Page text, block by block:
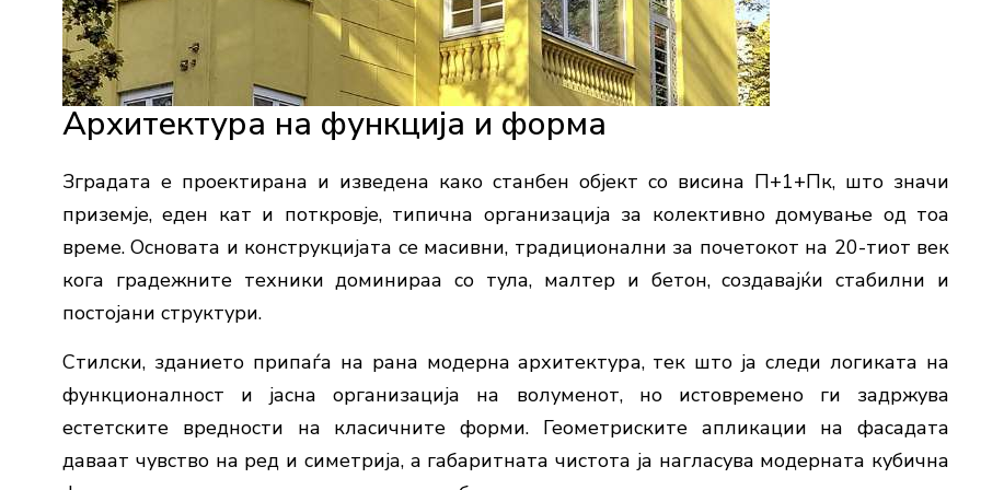
Архитектура на функција и форма
Зградата е проектирана и изведена како станбен објект со висина П+1+Пк, што значи
приземје, еден кат и поткровје, типична организација за колективно домување од тоа
време. Основата и конструкцијата се масивни, традиционални за почетокот на 20-тиот век
кога градежните техники доминираа со тула, малтер и бетон, создавајќи стабилни и
постојани структури.
Стилски, зданието припаѓа на рана модерна архитектура, тек што ја следи логиката на
функционалност и јасна организација на волуменот, но истовремено ги задржува
естетските вредности на класичните форми. Геометриските апликации на фасадата
даваат чувство на ред и симетрија, а габаритната чистота ја нагласува модерната кубична